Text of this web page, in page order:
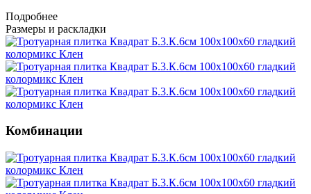
Подробнее
Размеры и раскладки
Комбинации